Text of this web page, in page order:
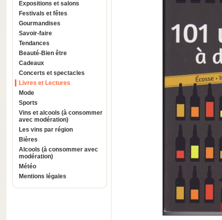
Expositions et salons
Festivals et fêtes
Gourmandises
Savoir-faire
Tendances
Beauté-Bien être
Cadeaux
Concerts et spectacles
Livres et Lectures
Mode
Sports
Vins et alcools (à consommer
avec modération)
Les vins par région
Bières
Alcools (à consommer avec
modération)
Météo
Mentions légales